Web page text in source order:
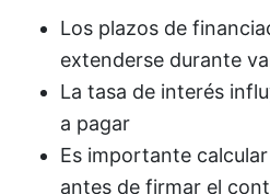
Los plazos de
extenderse durante
La tasa de interés
a pagar
Es importante
antes de firmar el